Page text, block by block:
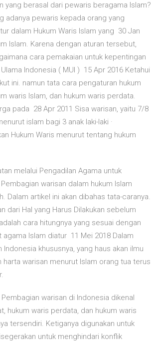
yang berasal dari pewaris beragama Islam?
adanya pewaris kepada orang yang
dalam Hukum Waris Islam yang 30 Jan
Islam. Karena dengan aturan tersebut,
cara pemakaian untuk kepentingan
Indonesia ( MUI ) 15 Apr 2016 Ketahui
ini. namun tata cara pengaturan hukum
waris Islam, dan hukum waris perdata.
pada 28 Apr 2011 Sisa warisan, yaitu 7/8
islam bagi 3 anak laki-laki ·
Hukum Waris menurut tentang hukum
melalui Pengadilan Agama untuk
warisan dalam hukum Islam
Dalam artikel ini akan dibahas tata-caranya.
dari Hal yang Harus Dilakukan sebelum
cara hitungnya yang sesuai dengan
Islam diatur 11 Mei 2018 Dalam
khususnya, yang haus akan ilmu
warisan menurut Islam orang tua terus
warisan di Indonesia dikenal
hukum waris perdata, dan hukum waris
tersendiri. Ketiganya digunakan untuk
untuk menghindari konflik